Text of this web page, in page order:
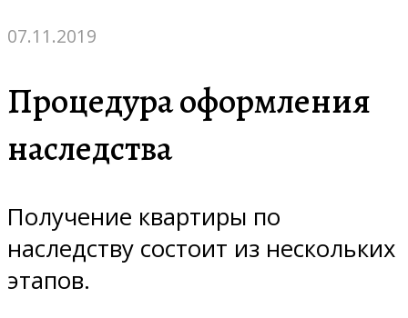
07.11.2019
Процедура оформления
наследства
Получение квартиры по
наследству состоит из нескольких
этапов.